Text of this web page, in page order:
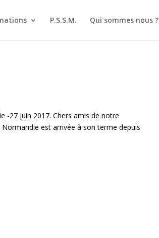
P.S.S.M. Qui sommes nous ?
-27 juin 2017. Chers amis de notre
Normandie est arrivée à son terme depuis